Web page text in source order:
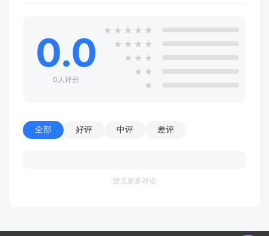
0.0
0人评分
★ ★ ★ ★ ★
★ ★ ★ ★
★ ★ ★
★ ★
★
全部 好评 中评 差评
暂无更多评论